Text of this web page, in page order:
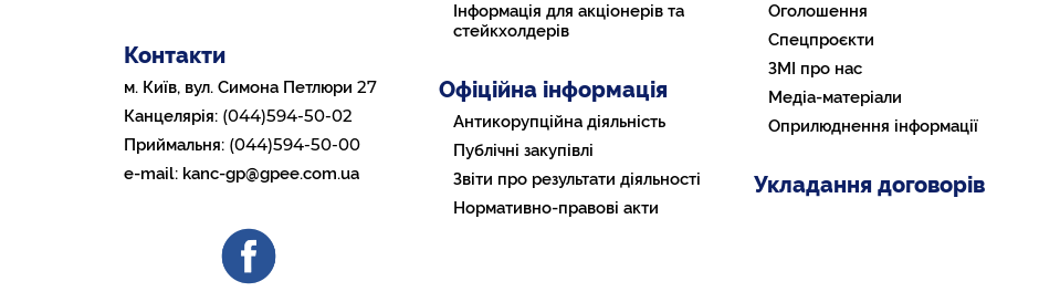
Контакти
м. Київ, вул. Симона Петлюри 27
Канцелярія: (044)594-50-02
Приймальня: (044)594-50-00
e-mail: kanc-gp@gpee.com.ua
Інформація для акціонерів та
стейкхолдерів
Офіційна інформація
Антикорупційна діяльність
Публічні закупівлі
Звіти про результати діяльності
Нормативно-правові акти
Оголошення
Спецпроєкти
ЗМІ про нас
Медіа-матеріали
Оприлюднення інформації
Укладання договорів